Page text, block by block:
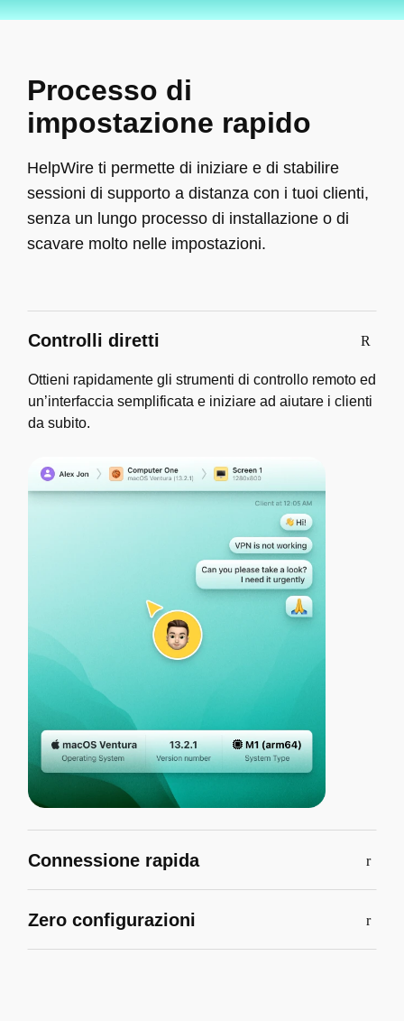
Processo di
impostazione rapido
HelpWire ti permette di iniziare e di stabilire
sessioni di supporto a distanza con i tuoi clienti,
senza un lungo processo di installazione o di
scavare molto nelle impostazioni.
Controlli diretti
Ottieni rapidamente gli strumenti di controllo remoto ed
un’interfaccia semplificata e iniziare ad aiutare i clienti
da subito.
Connessione rapida
Zero configurazioni